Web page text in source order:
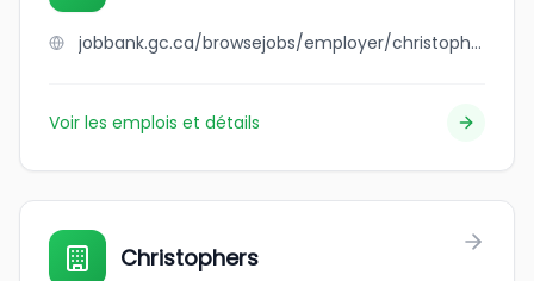
jobbank.gc.ca/browsejobs/employer/christopher+harley/ca
Voir les emplois et détails
Christophers